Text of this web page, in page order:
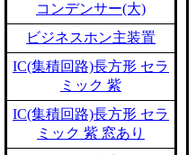
コンデンサー(大)
ビジネスホン主装置
IC(集積回路)長方形 セラ
ミック 紫
IC(集積回路)長方形 セラ
ミック 紫 窓あり